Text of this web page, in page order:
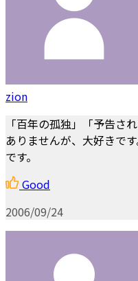
zion
「百年の孤独」「予告さ
ありませんが、大好きで
です。
Good
2006/09/24